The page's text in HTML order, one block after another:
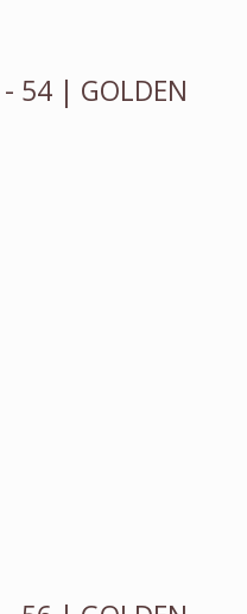
- 54 | GOLDEN